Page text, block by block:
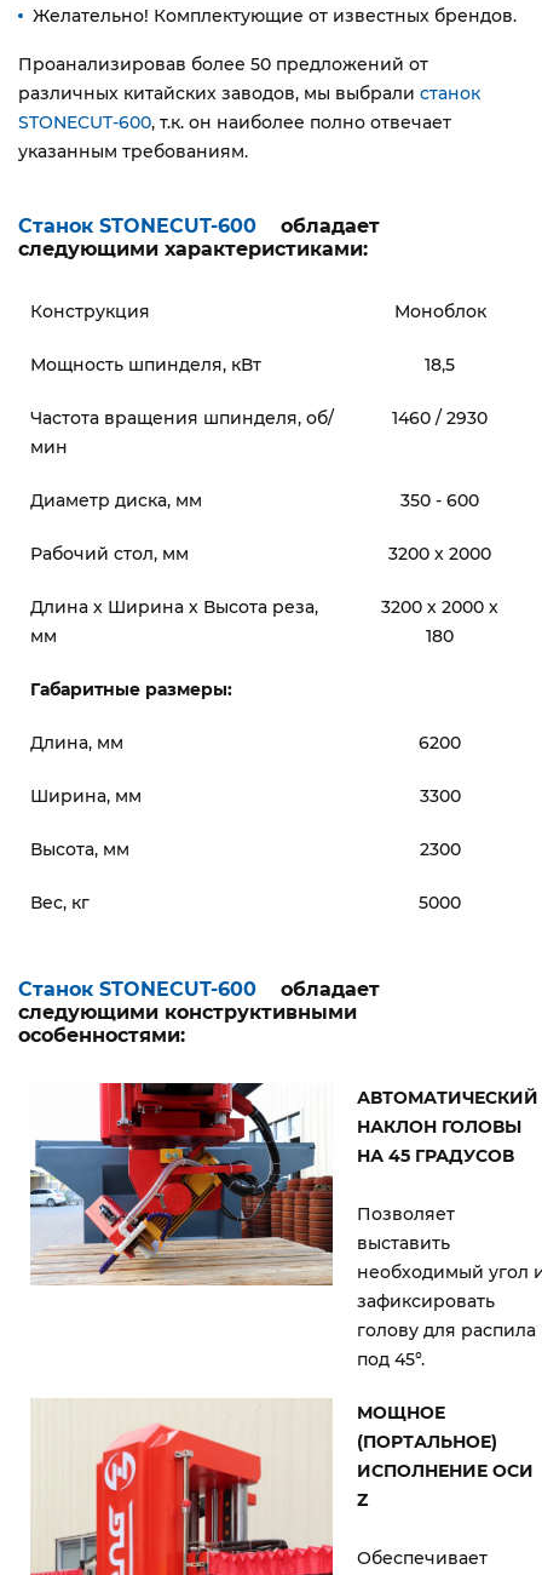
Желательно! Комплектующие от известных брендов.
Проанализировав более 50 предложений от
различных китайских заводов, мы выбрали станок
STONECUT-600, т.к. он наиболее полно отвечает
указанным требованиям.
Станок STONECUT-600
обладает
следующими характеристиками:
Конструкция Моноблок
Мощность шпинделя, кВт 18,5
Частота вращения шпинделя, об/
мин
1460 / 2930
Диаметр диска, мм 350 - 600
Рабочий стол, мм 3200 х 2000
Длина х Ширина х Высота реза,
мм
3200 х 2000 х
180
Габаритные размеры:
Длина, мм 6200
Ширина, мм 3300
Высота, мм 2300
Вес, кг 5000
Станок STONECUT-600
обладает
следующими конструктивными
особенностями:
АВТОМАТИЧЕСКИЙ
НАКЛОН ГОЛОВЫ
НА 45 ГРАДУСОВ
Позволяет
выставить
необходимый угол
зафиксировать
голову для распила
под 45°.
МОЩНОЕ
(ПОРТАЛЬНОЕ)
ИСПОЛНЕНИЕ ОСИ
Z
Обеспечивает